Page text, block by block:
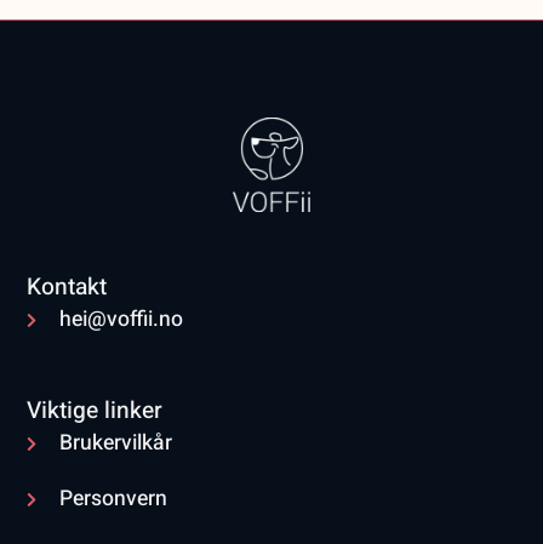
Kontakt
hei@voffii.no
Viktige linker
Brukervilkår
Personvern